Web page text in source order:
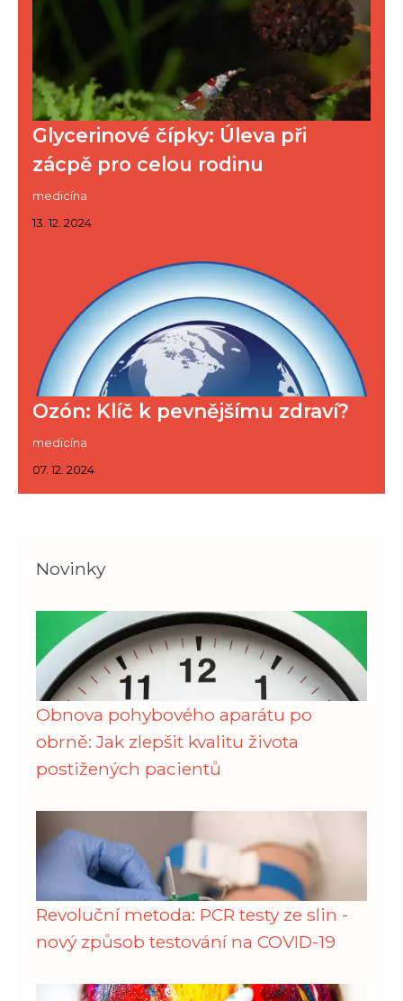
Glycerinové čípky: Úleva při
zácpě pro celou rodinu
medicína
13. 12. 2024
Ozón: Klíč k pevnějšímu zdraví?
medicína
07. 12. 2024
Novinky
Obnova pohybového aparátu po
obrně: Jak zlepšit kvalitu života
postižených pacientů
Revoluční metoda: PCR testy ze slin -
nový způsob testování na COVID-19